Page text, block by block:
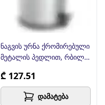
ნაგვის ურნა ქრომირებული
მეტალის პედლით, რბილი
₾ 127.51
დამატება